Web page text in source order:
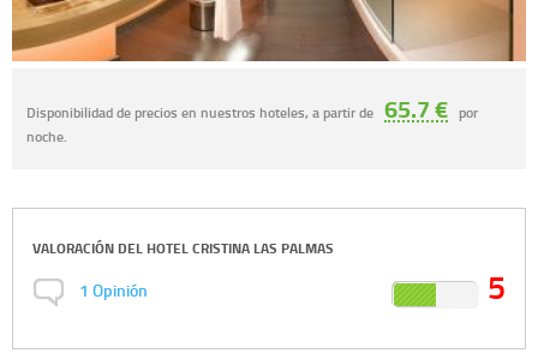
Disponibilidad de precios en nuestros hoteles, a partir de 65.7 € por
noche.
VALORACIÓN DEL HOTEL CRISTINA LAS PALMAS
1 Opinión 5